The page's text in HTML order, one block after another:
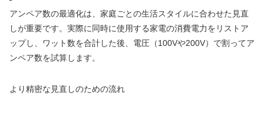
アンペア数の最適化は、家庭ごとの生活スタイルに合わせた見直
しが重要です。実際に同時に使用する家電の消費電力をリストア
ップし、ワット数を合計した後、電圧（100Vや200V）で割ってア
ンペア数を試算します。
より精密な見直しのための流れ